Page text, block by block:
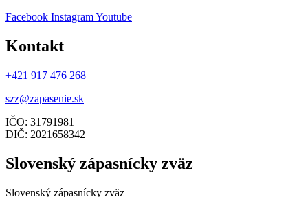
Facebook InstagramYoutube
Kontakt
+421 917 476 268
szz@zapasenie.sk
IČO: 31791981
DIČ: 2021658342
Slovenský zápasnícky zväz
Slovenský zápasnícky zväz